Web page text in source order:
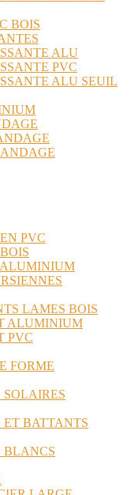
BOIS
ALU
PVC
ALU SEUIL
PVC
LAMES BOIS
ALUMINIUM
PVC
FORME
BATTANTS
BLANCS